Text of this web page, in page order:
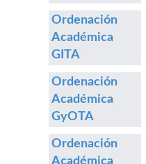
Ordenación
Académica
GITA
Ordenación
Académica
GyOTA
Ordenación
Académica